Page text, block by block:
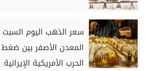
سعر الذهب اليوم
المعدن الأصفر بين ضغط
الحرب الأمريكية الإيرانية